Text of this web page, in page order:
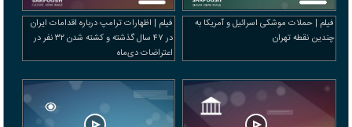
فیلم | حملات موشکی اسرائیل و آمریکا به
چندین نقطه تهران
فیلم | اظهارات ترامپ درباره اقدامات ایران
در ۴۷ سال گذشته و کشته شدن ۳۲ نفر در
اعتراضات دی‌ماه